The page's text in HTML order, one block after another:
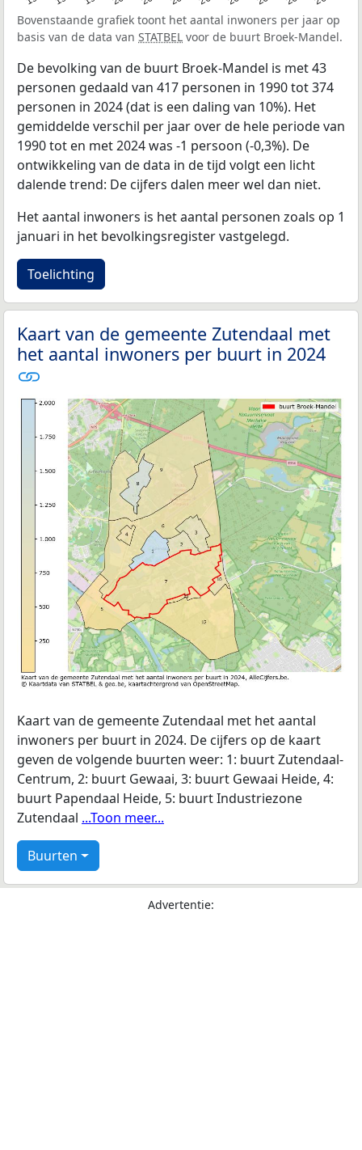
Bovenstaande grafiek toont het aantal inwoners per jaar op
basis van de data van STATBEL voor de buurt Broek-Mandel.
De bevolking van de buurt Broek-Mandel is met 43
personen gedaald van 417 personen in 1990 tot 374
personen in 2024 (dat is een daling van 10%). Het
gemiddelde verschil per jaar over de hele periode van
1990 tot en met 2024 was -1 persoon (-0,3%). De
ontwikkeling van de data in de tijd volgt een licht
dalende trend: De cijfers dalen meer wel dan niet.
Het aantal inwoners is het aantal personen zoals op 1
januari in het bevolkingsregister vastgelegd.
Toelichting
Kaart van de gemeente Zutendaal met
het aantal inwoners per buurt in 2024
Kaart van de gemeente Zutendaal met het aantal
inwoners per buurt in 2024. De cijfers op de kaart
geven de volgende buurten weer: 1: buurt Zutendaal-
Centrum, 2: buurt Gewaai, 3: buurt Gewaai Heide, 4:
buurt Papendaal Heide, 5: buurt Industriezone
Zutendaal ...Toon meer...
Buurten
Advertentie: